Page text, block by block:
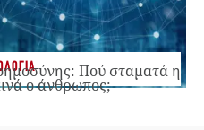
Πού σταματά η
ο άνθρωπος;